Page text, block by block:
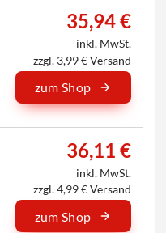
35,94 €
inkl. MwSt.
zzgl. 3,99 € Versand
zum Shop
36,11 €
inkl. MwSt.
zzgl. 4,99 € Versand
zum Shop